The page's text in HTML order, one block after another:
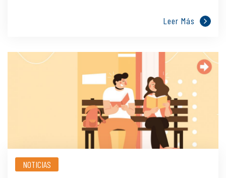
Leer Más
NOTICIAS